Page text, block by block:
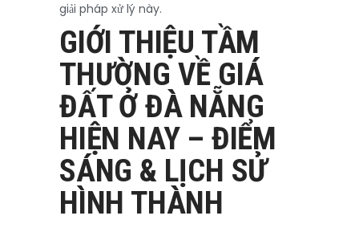
giải pháp xử lý này.
GIỚI THIỆU TẦM
THƯỜNG VỀ GIÁ
ĐẤT Ở ĐÀ NẴNG
HIỆN NAY – ĐIỂM
SÁNG & LỊCH SỬ
HÌNH THÀNH